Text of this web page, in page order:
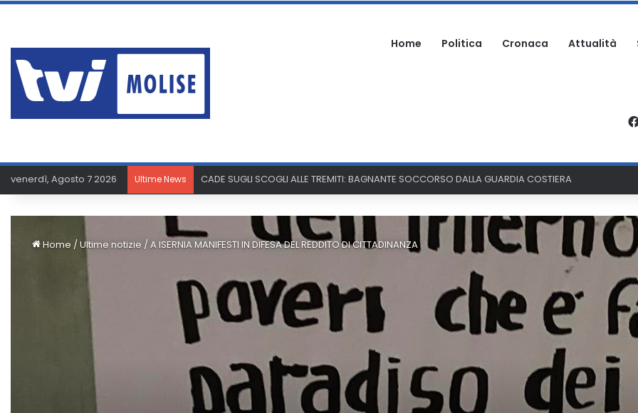
Home Politica Cronaca Attualità
venerdì, Agosto 7 2026 Ultime News PAURA A SAN GIACOMO: UOMO AGGREDITO NELLA PROPRIA ABITAZIONE
Home /Ultime notizie /A ISERNIA MANIFESTI IN DIFESA DEL REDDITO DI CITTADINANZA